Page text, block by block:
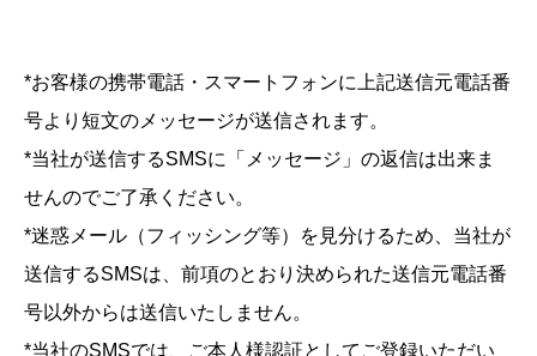
*お客様の携帯電話・スマートフォンに上記送信元電話番
号より短文のメッセージが送信されます。
*当社が送信するSMSに「メッセージ」の返信は出来ま
せんのでご了承ください。
*迷惑メール（フィッシング等）を見分けるため、当社が
送信するSMSは、前項のとおり決められた送信元電話番
号以外からは送信いたしません。
*当社のSMSでは、ご本人様認証としてご登録いただい